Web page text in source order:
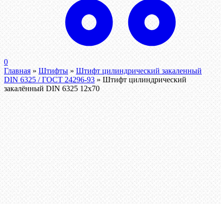
0
Главная » Штифты » Штифт цилиндрический закаленный
DIN 6325 / ГОСТ 24296-93 » Штифт цилиндрический
закалённый DIN 6325 12х70